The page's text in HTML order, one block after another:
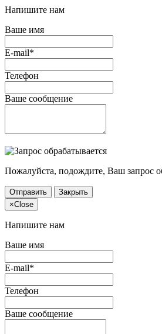
Напишите нам
Ваше имя
E-mail*
Телефон
Ваше сообщение
Пожалуйста, подождите, Ваш запрос
Отправить
Закрыть
×Close
Напишите нам
Ваше имя
E-mail*
Телефон
Ваше сообщение